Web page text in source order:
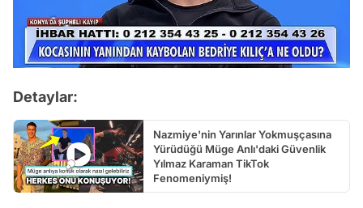
Detaylar:
Nazmiye'nin Yarınlar Yokmuşçasına
Yürüdüğü Müge Anlı'daki Güvenlik
Yılmaz Karaman TikTok
Fenomeniymiş!